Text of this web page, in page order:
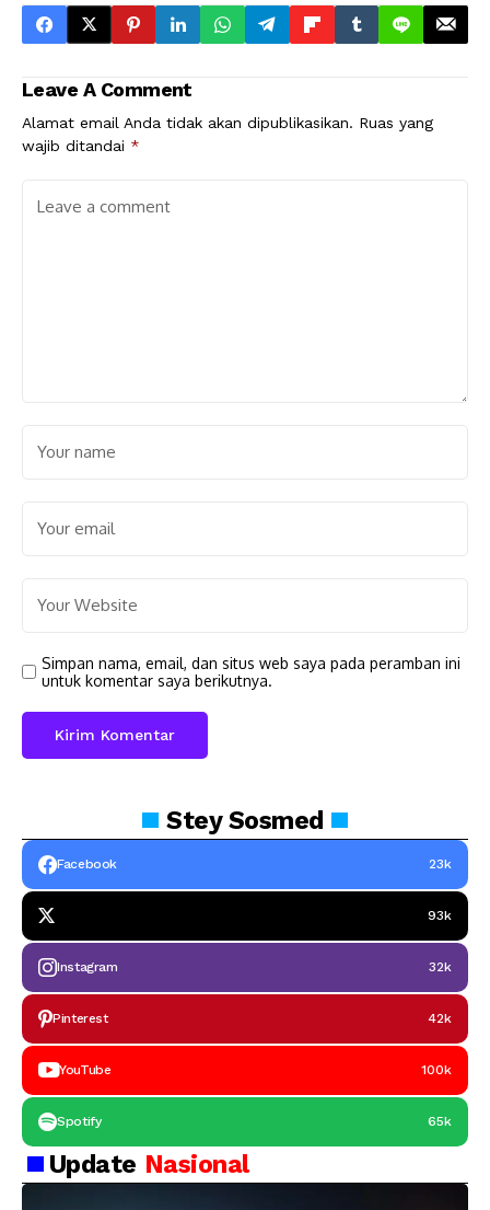
Leave A Comment
Alamat email Anda tidak akan dipublikasikan. Ruas yang
wajib ditandai *
Simpan nama, email, dan situs web saya pada peramban ini
untuk komentar saya berikutnya.
SteySosmed
Facebook 23k
93k
Instagram 32k
Pinterest 42k
YouTube 100k
Spotify 65k
Update Nasional